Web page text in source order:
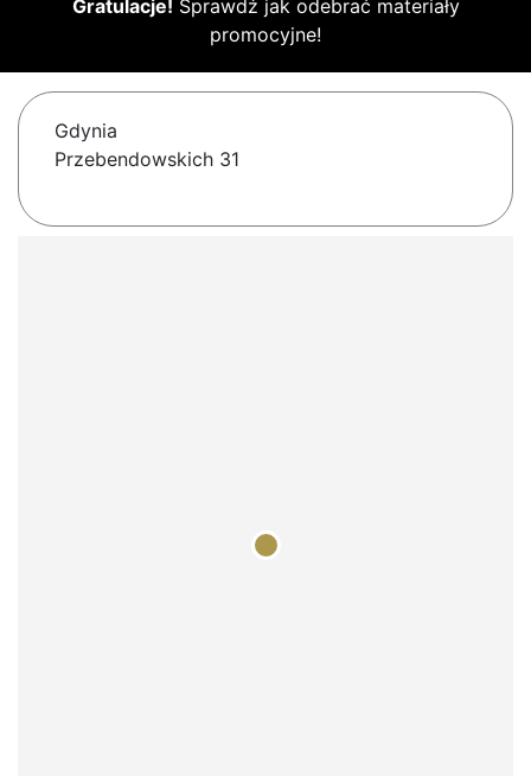
Gratulacje! Sprawdź jak odebrać materiały
promocyjne!
Gdynia
Przebendowskich 31